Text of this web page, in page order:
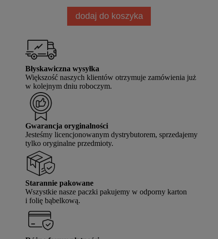
dodaj do koszyka
Błyskawiczna wysyłka
Większość naszych klientów otrzymuje zamówienia już
w kolejnym dniu roboczym.
Gwarancja oryginalności
Jesteśmy licencjonowanym dystrybutorem, sprzedajemy
tylko oryginalne przedmioty.
Starannie pakowane
Wszystkie nasze paczki pakujemy w odporny karton
i folię bąbelkową.